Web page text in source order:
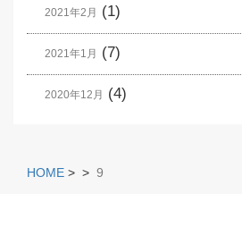
2021年2月 (1)
2021年1月 (7)
2020年12月 (4)
HOME > > 9